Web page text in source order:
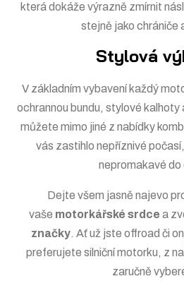
která dokáže výrazně zmírnit
stejně jako chrániče
Stylová
V základním vybavení každý
ochrannou bundu, stylové kalhoty
můžete mimo jiné z nabídky
vás zastihlo nepříznivé
nepromakavé do
Dejte všem jasně najevo
vaše motorkářské srdce a
značky. Ať už jste offroad či
preferujete silniční motorku, z
zaručně